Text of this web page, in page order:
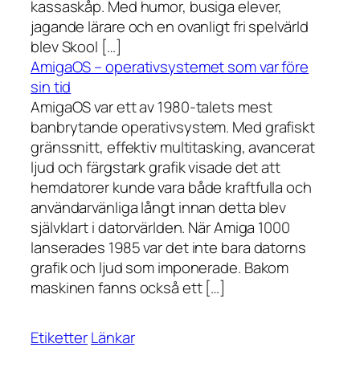
kassaskåp. Med humor, busiga elever,
jagande lärare och en ovanligt fri spelvärld
blev Skool […]
AmigaOS – operativsystemet som var före
sin tid
AmigaOS var ett av 1980-talets mest
banbrytande operativsystem. Med grafiskt
gränssnitt, effektiv multitasking, avancerat
ljud och färgstark grafik visade det att
hemdatorer kunde vara både kraftfulla och
användarvänliga långt innan detta blev
självklart i datorvärlden. När Amiga 1000
lanserades 1985 var det inte bara datorns
grafik och ljud som imponerade. Bakom
maskinen fanns också ett […]
EtiketterLänkar